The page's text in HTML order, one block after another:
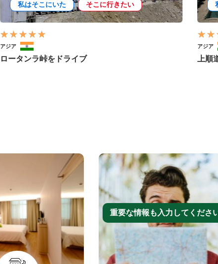
私はそこにいた そこに行きたい
アジア
ロータンラ峠をドライブ
アジア
上
重要な情報も入力してくださ